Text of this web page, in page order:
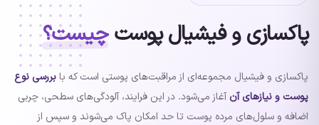
پاکسازی و فیشیال پوستچیست؟
پاکسازی و فیشیال مجموعه‌ای از مراقبت‌های پوستی است که بابررسی نوع
پوست و نیازهای آن آغاز می‌شود. در این فرایند، آلودگی‌های سطحی، چربی
اضافه و سلول‌های مرده پوست تا حد امکان پاک می‌شوند و سپس از